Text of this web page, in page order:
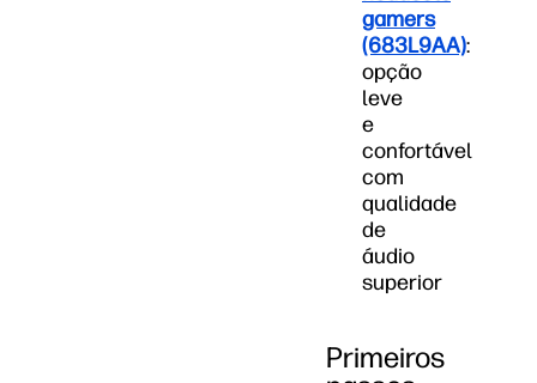
gamers
(683L9AA):
opção
leve
e
confortável
com
qualidade
de
áudio
superior
Primeiros